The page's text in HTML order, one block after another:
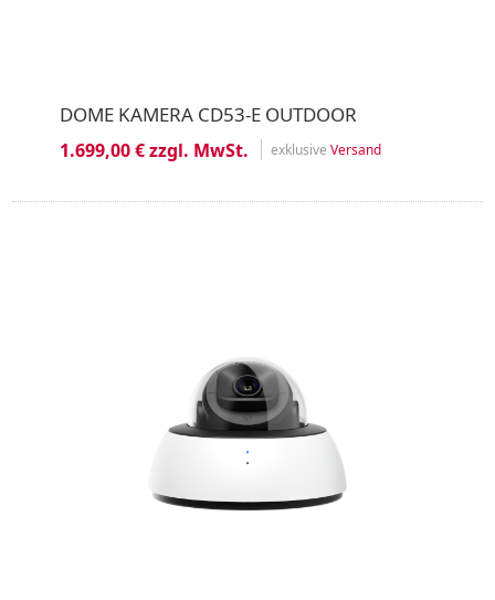
DOME KAMERA CD53-E OUTDOOR
1.699,00 € zzgl. MwSt. exklusive Versand